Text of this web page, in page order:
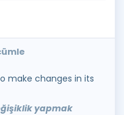
make changes in its
yapmak